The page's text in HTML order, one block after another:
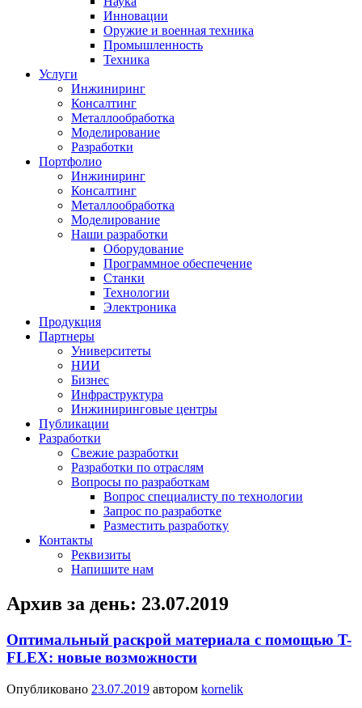
Инновации
Оружие и военная техника
Промышленность
Техника
Услуги
Инжиниринг
Консалтинг
Металлообработка
Моделирование
Разработки
Портфолио
Инжиниринг
Консалтинг
Металлообработка
Моделирование
Наши разработки
Оборудование
Программное обеспечение
Станки
Технологии
Электроника
Продукция
Партнеры
Университеты
НИИ
Бизнес
Инфраструктура
Инжиниринговые центры
Публикации
Разработки
Свежие разработки
Разработки по отраслям
Вопросы по разработкам
Вопрос специалисту по технологии
Запрос по разработке
Разместить разработку
Контакты
Реквизиты
Напишите нам
Архив за день: 23.07.2019
Оптимальный раскрой материала с помощью T-
FLEX: новые возможности
Опубликовано 23.07.2019 автором kornelik